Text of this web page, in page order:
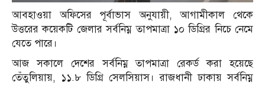
আবহাওয়া অফিসের পূর্বাভাস অনুযায়ী, আগামীকাল থেকে
উত্তরের কয়েকটি জেলার সর্বনিম্ন তাপমাত্রা ১০ ডিগ্রির নিচে নেমে
যেতে পারে।
আজ সকালে দেশের সর্বনিম্ন তাপমাত্রা রেকর্ড করা হয়েছে
তেঁতুলিয়ায়, ১১.৮ ডিগ্রি সেলসিয়াস। রাজধানী ঢাকায় সর্বনিম্ন